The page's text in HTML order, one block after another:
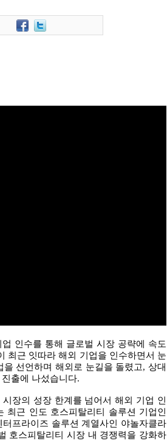
인수를 통해 글로벌 시장 공략에 속도
최근 잇따라 해외 기업을 인수하면서 눈
선언하며 해외로 눈길을 돌렸고, 상대
출에 나섰습니다.
장의 성장 한계를 넘어서 해외 기업 인
근 인도 호스피탈리티 솔루션 기업인
프라이즈 솔루션 계열사인 야놀자클라
호스피탈리티 시장 내 경쟁력을 강화하